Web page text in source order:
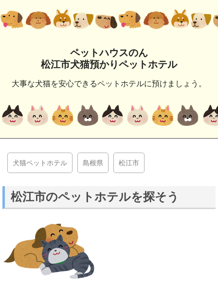
ペットハウスのん
松江市犬猫預かりペットホテル
大事な犬猫を安心できるペットホテルに預けましょう。
犬猫ペットホテル 島根県 松江市
松江市のペットホテルを探そう